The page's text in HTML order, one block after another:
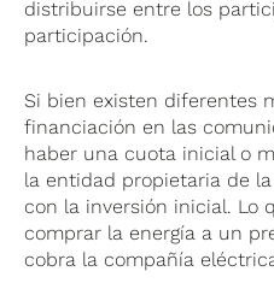
distribuirse entre los
participación.
Si bien existen diferentes
financiación en las
haber una cuota inicial o
la entidad propietaria de
con la inversión inicial. Lo
comprar la energía a un
cobra la compañía